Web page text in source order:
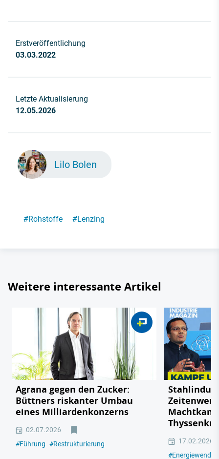
Erstveröffentlichung
03.03.2022
Letzte Aktualisierung
12.05.2026
Lilo Bolen
#Rohstoffe #Lenzing
Weitere interessante Artikel
Agrana gegen den Zucker:
Büttners riskanter Umbau
eines Milliardenkonzerns
02.07.2026
#Führung #Restrukturierung
17.02.2026
#Energiewende